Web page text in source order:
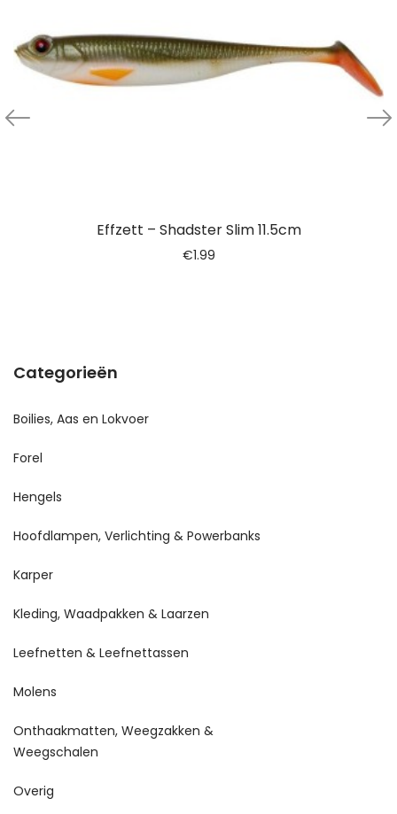
Effzett – Shadster Slim 11.5cm
€1.99
Categorieën
Boilies, Aas en Lokvoer
Forel
Hengels
Hoofdlampen, Verlichting & Powerbanks
Karper
Kleding, Waadpakken & Laarzen
Leefnetten & Leefnettassen
Molens
Onthaakmatten, Weegzakken &
Weegschalen
Overig